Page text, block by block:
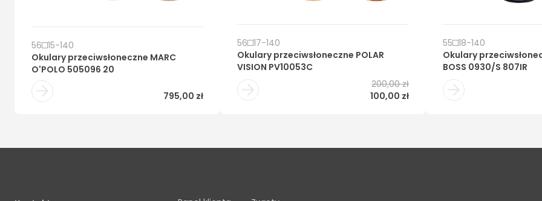
56 15-140
Okulary przeciwsłoneczne MARC
O'POLO 505096 20
795,00 zł
56 17-140
Okulary przeciwsłoneczne POLAR
VISION PV10053C
200,00 zł
100,00 zł
55 18-140
Okulary
BOSS 0930/S 807IR